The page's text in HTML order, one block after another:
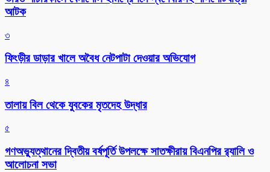
আটক
৩
ফিংড়ীর ডাড়ার খালে অবৈধ নেটপাটা দেওয়ার অভিযোগ
৪
তালায় বিল থেকে যুবকের মৃতদেহ উদ্ধার
৫
গণঅভ্যুত্থানের দ্বিতীয় বর্ষপূর্তি উপলক্ষে সাতক্ষীরায় বিএনপির র‌্যালি ও
আলোচনা সভা